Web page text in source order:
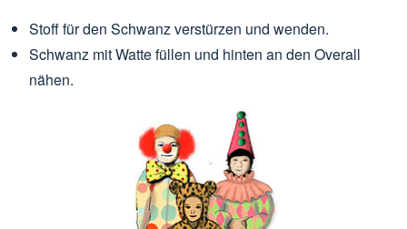
Stoff für den Schwanz verstürzen und wenden.
Schwanz mit Watte füllen und hinten an den Overall
nähen.